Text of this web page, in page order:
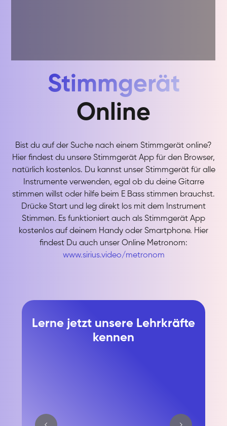
Stimmgerät
Online
Bist du auf der Suche nach einem Stimmgerät online?
Hier findest du unsere Stimmgerät App für den Browser,
natürlich kostenlos. Du kannst unser Stimmgerät für alle
Instrumente verwenden, egal ob du deine Gitarre
stimmen willst oder hilfe beim E Bass stimmen brauchst.
Drücke Start und leg direkt los mit dem Instrument
Stimmen. Es funktioniert auch als Stimmgerät App
kostenlos auf deinem Handy oder Smartphone. Hier
findest Du auch unser Online Metronom:
www.sirius.video/metronom
Lerne jetzt unsere Lehrkräfte
kennen